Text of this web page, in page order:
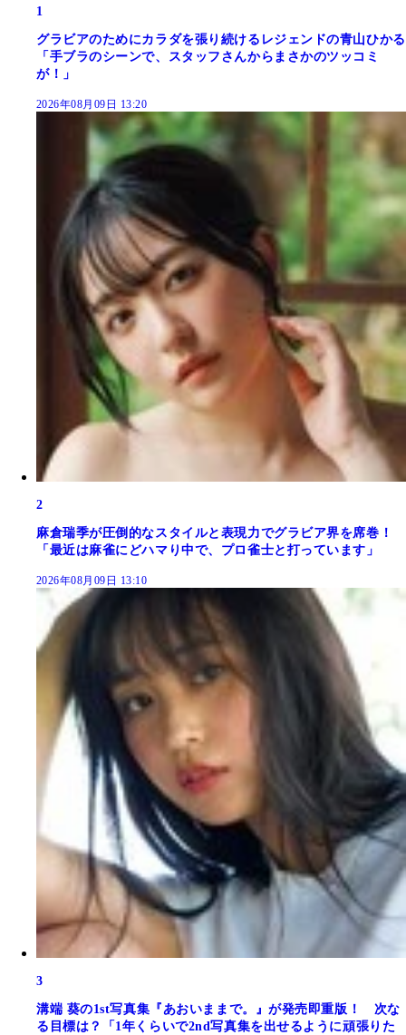
1
グラビアのためにカラダを張り続けるレジェンドの青山ひかる
「手ブラのシーンで、スタッフさんからまさかのツッコミ
が！」
2026年08月09日 13:20
2
麻倉瑞季が圧倒的なスタイルと表現力でグラビア界を席巻！
「最近は麻雀にどハマり中で、プロ雀士と打っています」
2026年08月09日 13:10
3
溝端 葵の1st写真集『あおいままで。』が発売即重版！ 次な
る目標は？「1年くらいで2nd写真集を出せるように頑張りた